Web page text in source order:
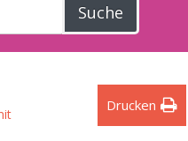
Suche
Drucken